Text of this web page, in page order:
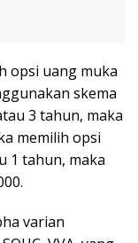
opsi uang muka
skema
3 tahun, maka
memilih opsi
1 tahun, maka
varian